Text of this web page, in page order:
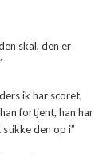
skal, den er
ik har scoret,
fortjent, han har
den op i”